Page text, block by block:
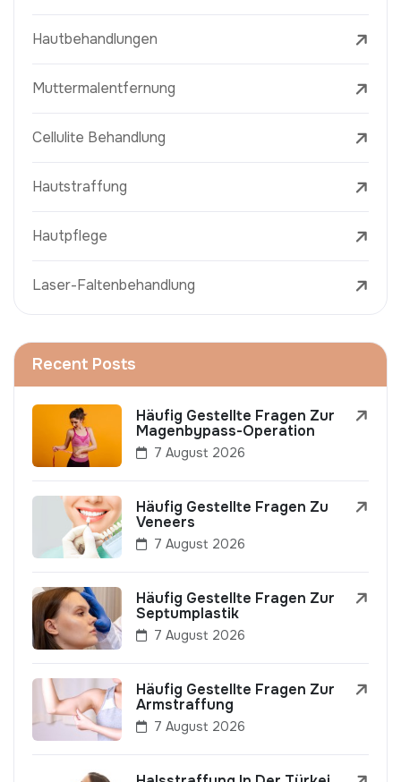
Hautbehandlungen
Muttermalentfernung
Cellulite Behandlung
Hautstraffung
Hautpflege
Laser-Faltenbehandlung
Recent Posts
Häufig Gestellte Fragen Zur
Magenbypass-Operation
7 August 2026
Häufig Gestellte Fragen Zu
Veneers
7 August 2026
Häufig Gestellte Fragen Zur
Septumplastik
7 August 2026
Häufig Gestellte Fragen Zur
Armstraffung
7 August 2026